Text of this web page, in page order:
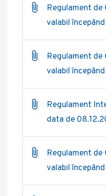
Regulament de
valabil
Regulament de
valabil
Regulament
data de
Regulament de
valabil